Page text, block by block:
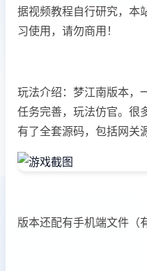
据视频教程自行研究，本
习使用，请勿商用！
玩法介绍：梦江南版本，
任务完善，玩法仿官。很
有了全套源码，包括网关
版本还配有手机端文件（